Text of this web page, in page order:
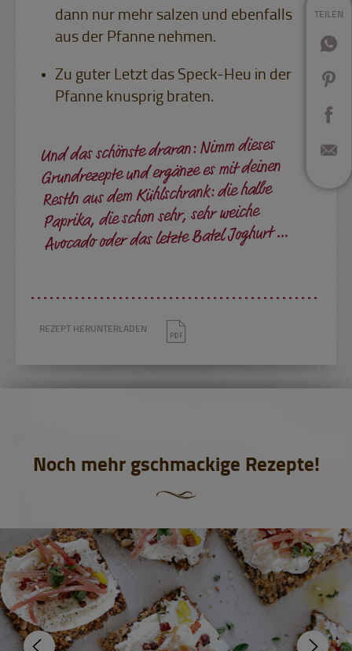
TEILEN
dann nur mehr salzen und ebenfalls
aus der Pfanne nehmen.
Zu guter Letzt das Speck-Heu in der
Pfanne knusprig braten.
Und das schönste draran: Nimm dieses
Grundrezepte und ergänze es mit deinen
Restln aus dem Kühlschrank: die halbe
Paprika, die schon sehr, sehr weiche
Avocado oder das letzte Batzl Joghurt …
REZEPT HERUNTERLADEN
Noch mehr gschmackige Rezepte!